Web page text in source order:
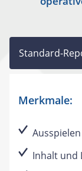
Standard-
Merkmale:
Inhalt und